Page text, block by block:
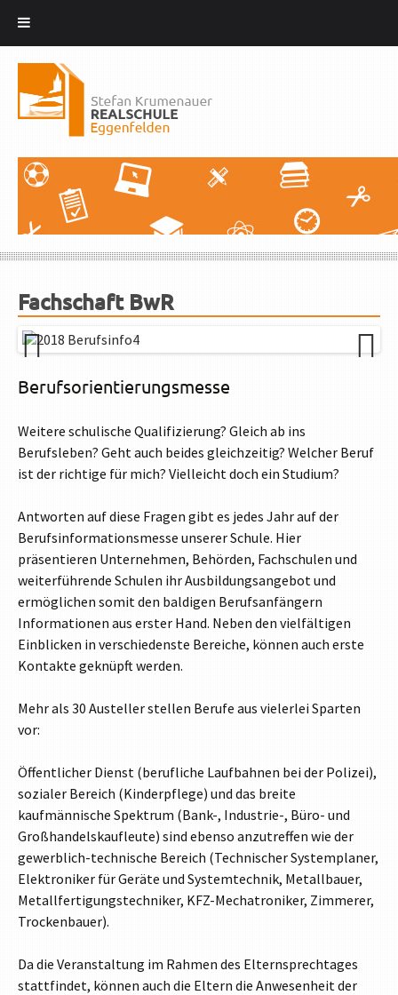
Inhalt
springen
Fachschaft BwR
Previ
ous
Berufsorientierungsmesse
Weitere schulische Qualifizierung? Gleich ab ins
Berufsleben? Geht auch beides gleichzeitig? Welcher Beruf
ist der richtige für mich? Vielleicht doch ein Studium?
Antworten auf diese Fragen gibt es jedes Jahr auf der
Berufsinformationsmesse unserer Schule. Hier
präsentieren Unternehmen, Behörden, Fachschulen und
weiterführende Schulen ihr Ausbildungsangebot und
ermöglichen somit den baldigen Berufsanfängern
Informationen aus erster Hand. Neben den vielfältigen
Einblicken in verschiedenste Bereiche, können auch erste
Kontakte geknüpft werden.
Mehr als 30 Austeller stellen Berufe aus vielerlei Sparten
vor:
Öffentlicher Dienst (berufliche Laufbahnen bei der Polizei),
sozialer Bereich (Kinderpflege) und das breite
kaufmännische Spektrum (Bank-, Industrie-, Büro- und
Großhandelskaufleute) sind ebenso anzutreffen wie der
gewerblich-technische Bereich (Technischer Systemplaner,
Elektroniker für Geräte und Systemtechnik, Metallbauer,
Metallfertigungstechniker, KFZ-Mechatroniker, Zimmerer,
Trockenbauer).
Da die Veranstaltung im Rahmen des Elternsprechtages
stattfindet, können auch die Eltern die Anwesenheit der